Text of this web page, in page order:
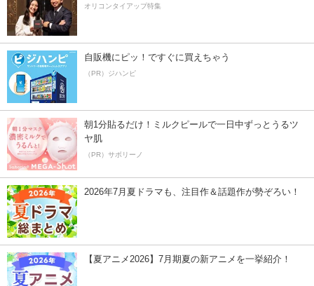
オリコンタイアップ特集
自販機にピッ！ですぐに買えちゃう
（PR）ジハンピ
朝1分貼るだけ！ミルクピールで一日中ずっとうるツ
ヤ肌
（PR）サボリーノ
2026年7月夏ドラマも、注目作＆話題作が勢ぞろい！
【夏アニメ2026】7月期夏の新アニメを一挙紹介！